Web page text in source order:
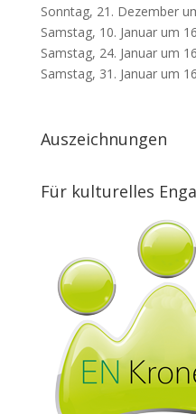
Sonntag, 21. Dezember
Samstag, 10. Januar um
Samstag, 24. Januar um
Samstag, 31. Januar um
Auszeichnungen
Für kulturelles